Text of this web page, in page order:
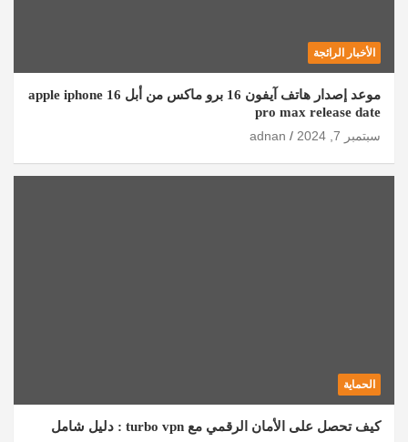
الأخبار الرائجة
موعد إصدار هاتف آيفون 16 برو ماكس من أبل apple iphone 16
pro max release date
سبتمبر 7, 2024
adnan
الحماية
كيف تحصل على الأمان الرقمي مع turbo vpn : دليل شامل